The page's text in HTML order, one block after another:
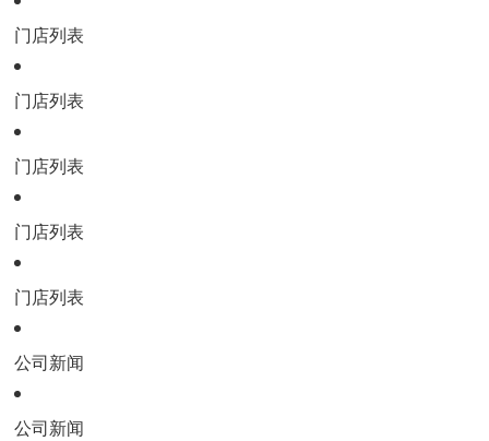
门店列表
门店列表
门店列表
门店列表
门店列表
公司新闻
公司新闻